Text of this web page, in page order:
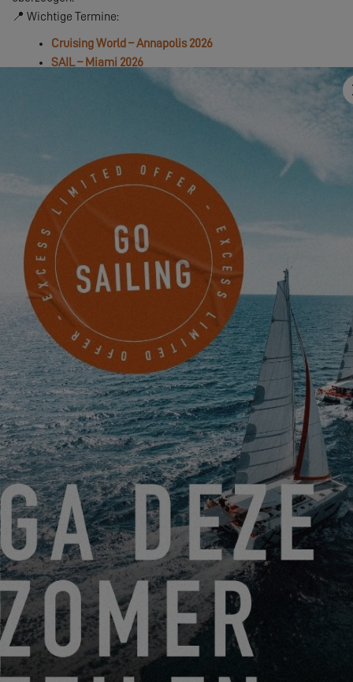
📍 Wichtige Termine:
Cruising World – Annapolis 2026
SAIL – Miami 2026
Diese Nominierungen bestätigen, was wir längst wissen:
Excess
geht seinen eigenen Weg – ohne Kompromisse
freien Geist, seiner markanten Designsprache und
dem einzigartigen Segelgefühl am Steuer setzt der
Excess 13
weltweit Maßstäbe.
👉 Entdecken Sie diesen Katamaran im
kompletten Boat Tour
mit Thibaut, Brand Director von Excess
Um dieses Video ansehen zu können,
müssen Sie zunächst die Verwendung der
Funktionelle Cookies akzeptieren.
PARAMÈTRES
EXCESS TOUR: IM NOVEMBER – EXKLUSIVE
WERFTBESICHTIGUNG BEI EXCESS IN DER VENDÉE
15.10.25